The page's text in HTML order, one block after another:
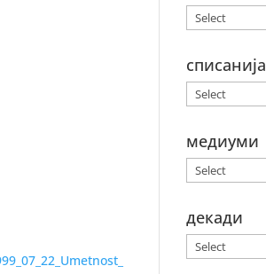
списанија
медиуми
декади